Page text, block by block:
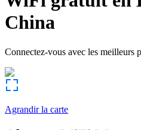
China
Connectez-vous avec les meilleurs
Agrandir la carte